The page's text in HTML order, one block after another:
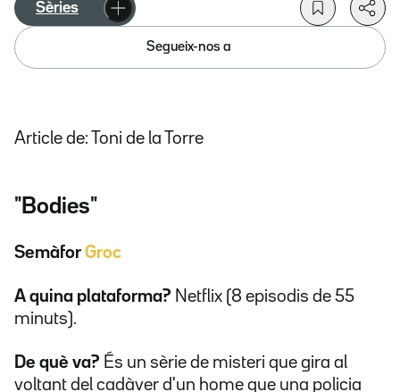
Sèries
Segueix-nos a
Article de: Toni de la Torre
" Bodies"
Semàfor Groc
A quina plataforma? Netflix (8 episodis de 55
minuts).
De què va? És un sèrie de misteri que gira al
voltant del cadàver d'un home que una policia